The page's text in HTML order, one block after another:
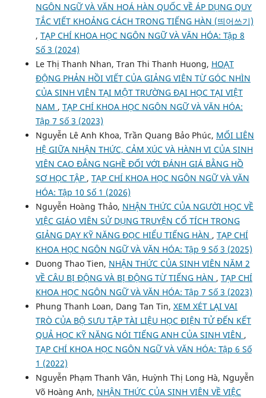
NGÔN NGỮ VÀ VĂN HOÁ HÀN QUỐC VỀ ÁP DỤNG QUY
TẮC VIẾT KHOẢNG CÁCH TRONG TIẾNG HÀN (띄어쓰기)
, TẠP CHÍ KHOA HỌC NGÔN NGỮ VÀ VĂN HÓA: Tập 8
Số 3 (2024)
Le Thị Thanh Nhan, Tran Thi Thanh Huong, HOẠT
ĐỘNG PHẢN HỒI VIẾT CỦA GIẢNG VIÊN TỪ GÓC NHÌN
CỦA SINH VIÊN TẠI MỘT TRƯỜNG ĐẠI HỌC TẠI VIỆT
NAM , TẠP CHÍ KHOA HỌC NGÔN NGỮ VÀ VĂN HÓA:
Tập 7 Số 3 (2023)
Nguyễn Lê Anh Khoa, Trần Quang Bảo Phúc, MỐI LIÊN
HỆ GIỮA NHẬN THỨC, CẢM XÚC VÀ HÀNH VI CỦA SINH
VIÊN CAO ĐẲNG NGHỀ ĐỐI VỚI ĐÁNH GIÁ BẰNG HỒ
SƠ HỌC TẬP , TẠP CHÍ KHOA HỌC NGÔN NGỮ VÀ VĂN
HÓA: Tập 10 Số 1 (2026)
Nguyễn Hoàng Thảo, NHẬN THỨC CỦA NGƯỜI HỌC VỀ
VIỆC GIÁO VIÊN SỬ DỤNG TRUYỆN CỔ TÍCH TRONG
GIẢNG DẠY KỸ NĂNG ĐỌC HIỂU TIẾNG HÀN , TẠP CHÍ
KHOA HỌC NGÔN NGỮ VÀ VĂN HÓA: Tập 9 Số 3 (2025)
Duong Thao Tien, NHẬN THỨC CỦA SINH VIÊN NĂM 2
VỀ CÂU BỊ ĐỘNG VÀ BỊ ĐỘNG TỪ TIẾNG HÀN , TẠP CHÍ
KHOA HỌC NGÔN NGỮ VÀ VĂN HÓA: Tập 7 Số 3 (2023)
Phung Thanh Loan, Dang Tan Tin, XEM XÉT LẠI VAI
TRÒ CỦA BỘ SƯU TẬP TÀI LIỆU HỌC ĐIỆN TỬ ĐẾN KẾT
QUẢ HỌC KỸ NĂNG NÓI TIẾNG ANH CỦA SINH VIÊN ,
TẠP CHÍ KHOA HỌC NGÔN NGỮ VÀ VĂN HÓA: Tập 6 Số
1 (2022)
Nguyễn Phạm Thanh Vân, Huỳnh Thị Long Hà, Nguyễn
Võ Hoàng Anh, NHẬN THỨC CỦA SINH VIÊN VỀ VIỆC